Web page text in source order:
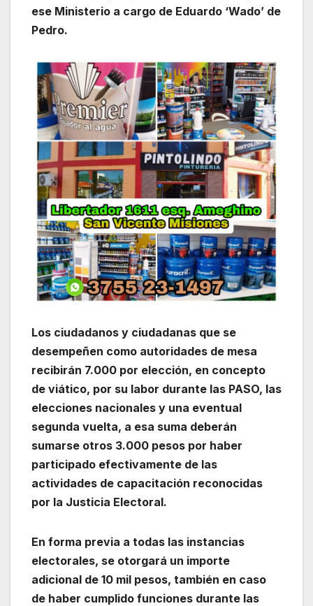
ese Ministerio a cargo de Eduardo ‘Wado’ de
Pedro.
Los ciudadanos y ciudadanas que se
desempeñen como autoridades de mesa
recibirán 7.000 por elección, en concepto
de viático, por su labor durante las PASO, las
elecciones nacionales y una eventual
segunda vuelta, a esa suma deberán
sumarse otros 3.000 pesos por haber
participado efectivamente de las
actividades de capacitación reconocidas
por la Justicia Electoral.
En forma previa a todas las instancias
electorales, se otorgará un importe
adicional de 10 mil pesos, también en caso
de haber cumplido funciones durante las